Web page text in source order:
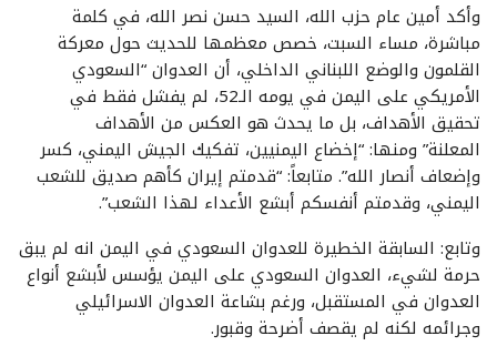
وأكد أمين عام حزب الله، السيد حسن نصر الله، في كلمة
مباشرة، مساء السبت، خصص معظمها للحديث حول معركة
القلمون والوضع اللبناني الداخلي، أن العدوان “السعودي
الأمريكي على اليمن في يومه الـ52، لم يفشل فقط في
تحقيق الأهداف، بل ما يحدث هو العكس من الأهداف
المعلنة” ومنها: “إخضاع اليمنيين، تفكيك الجيش اليمني، كسر
وإضعاف أنصار الله”. متابعاً: “قدمتم إيران كأهم صديق للشعب
اليمني، وقدمتم أنفسكم أبشع الأعداء لهذا الشعب”.
وتابع: السابقة الخطيرة للعدوان السعودي في اليمن انه لم يبق
حرمة لشيء، العدوان السعودي على اليمن يؤسس لأبشع أنواع
العدوان في المستقبل، ورغم بشاعة العدوان الاسرائيلي
وجرائمه لكنه لم يقصف أضرحة وقبور.